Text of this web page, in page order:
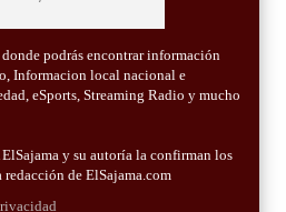
podrás encontrar información
Informacion local nacional e
eSports, Streaming Radio y mucho
y su autoría la confirman los
de ElSajama.com